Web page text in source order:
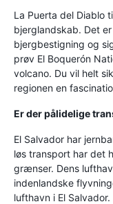
La Puerta del Diablo
bjerglandskab. Det
bjergbestigning og
prøv El Boquerón
volcano. Du vil helt
regionen en
Er der pålidelige
El Salvador har
løs transport har det
grænser. Dens
indenlandske
lufthavn i El